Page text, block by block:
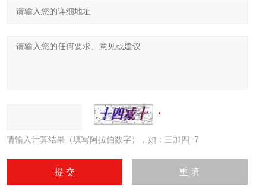
请输入计算结果（填写阿拉伯数字），如：三加四=7